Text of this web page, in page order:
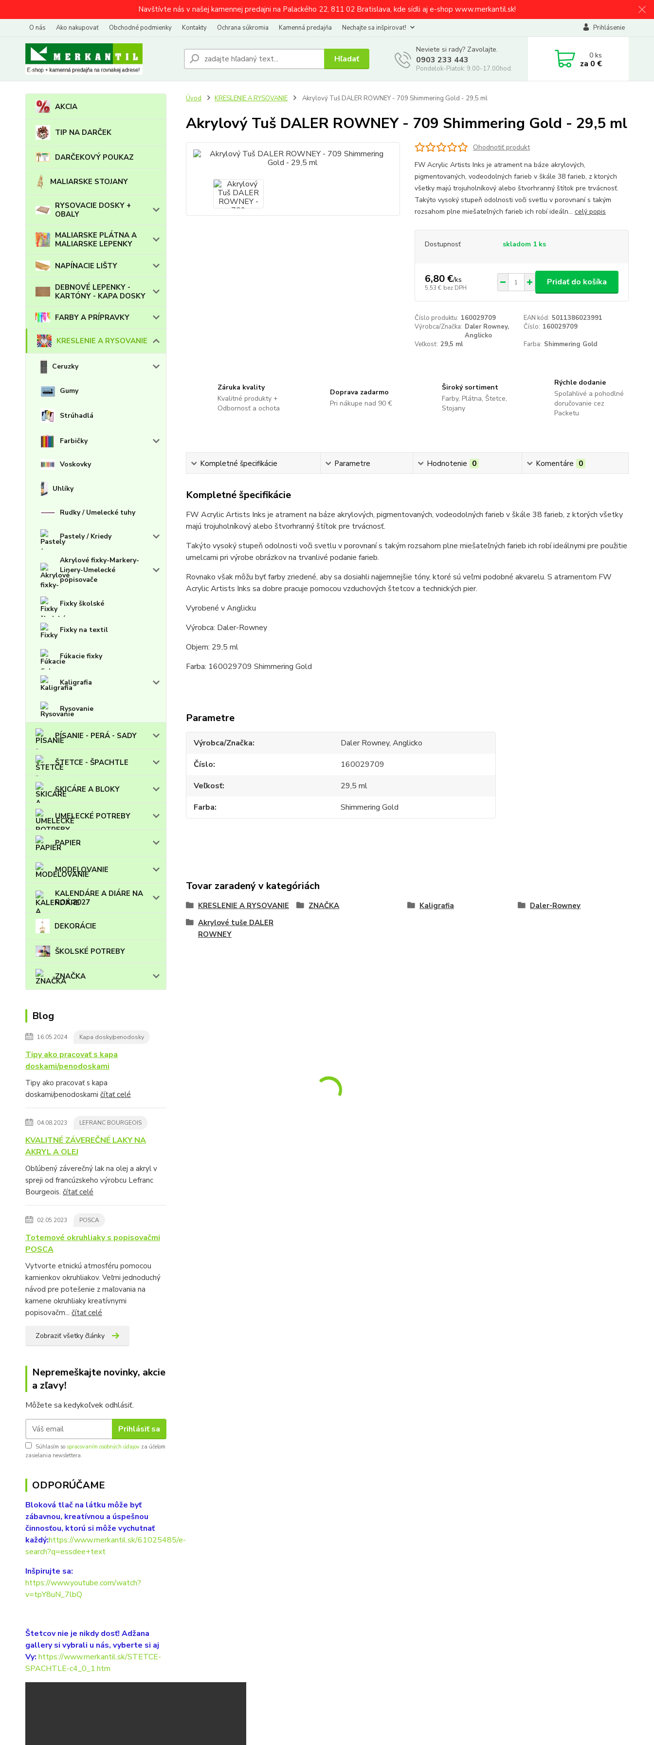
Navštívte nás v našej kamennej predajni na Palackého 22, 811 02 Bratislava, kde sídli aj e-shop www.merkantil.sk!
O nás Ako nakupovať Obchodné podmienky Kontakty Ochrana súkromia Kamenná predajňa Nechajte sa inšpirovať! Prihlásenie
Hľadať
Neviete si rady? Zavolajte.
0903 233 443
Pondelok-Piatok: 9.00-17.00hod.
0ks
za 0 €
AKCIA
TIP NA DARČEK
DARČEKOVÝ POUKAZ
MALIARSKE STOJANY
RYSOVACIE DOSKY +
OBALY
MALIARSKE PLÁTNA A
MALIARSKE LEPENKY
NAPÍNACIE LIŠTY
DEBNOVÉ LEPENKY -
KARTÓNY - KAPA DOSKY
FARBY A PRÍPRAVKY
KRESLENIE A RYSOVANIE
Ceruzky
Gumy
Strúhadlá
Farbičky
Voskovky
Uhlíky
Rudky / Umelecké tuhy
Pastely / Kriedy
Akrylové fixky-Markery-
Linery-Umelecké
popisovače
Fixky školské
Fixky na textil
Fúkacie fixky
Kaligrafia
Rysovanie
PÍSANIE - PERÁ - SADY
ŠTETCE - ŠPACHTLE
SKICÁRE A BLOKY
UMELECKÉ POTREBY
PAPIER
MODELOVANIE
KALENDÁRE A DIÁRE NA
ROK 2027
DEKORÁCIE
ŠKOLSKÉ POTREBY
ZNAČKA
Blog
16.05.2024 Kapa dosky/penodosky
Tipy ako pracovať s kapa
doskami/penodoskami
Tipy ako pracovať s kapa
doskami/penodoskami čítať celé
04.08.2023 LEFRANC BOURGEOIS
KVALITNÉ ZÁVEREČNÉ LAKY NA
AKRYL A OLEJ
Obľúbený záverečný lak na olej a akryl v
spreji od francúzskeho výrobcu Lefranc
Bourgeois. čítať celé
02.05.2023 POSCA
Totemové okruhliaky s popisovačmi
POSCA
Vytvorte etnickú atmosféru pomocou
kamienkov okruhliakov. Veľmi jednoduchý
návod pre potešenie z maľovania na
kamene okruhliaky kreatívnymi
popisovačm... čítať celé
Zobraziť všetky články
Nepremeškajte novinky, akcie
a zľavy!
Môžete sa kedykoľvek odhlásiť.
Prihlásiť sa
Súhlasím so spracovaním osobných údajov za účelom
zasielania newslettera.
ODPORÚČAME
Bloková tlač na látku môže byť
zábavnou, kreatívnou a úspešnou
činnosťou, ktorú si môže vychutnať
každý:https://www.merkantil.sk/61025485/e-
search?q=essdee+text
Inšpirujte sa:
https://www.youtube.com/watch?
v=tpY8uN_7lbQ
Štetcov nie je nikdy dosť! Adžana
gallery si vybrali u nás, vyberte si aj
Vy: https://www.merkantil.sk/STETCE-
SPACHTLE-c4_0_1.htm
Úvod KRESLENIE A RYSOVANIE Akrylový Tuš DALER ROWNEY - 709 Shimmering Gold - 29,5 ml
Akrylový Tuš DALER ROWNEY - 709 Shimmering Gold - 29,5 ml
Ohodnotiť produkt
FW Acrylic Artists Inks je atrament na báze akrylových,
pigmentovaných, vodeodolných farieb v škále 38 farieb, z ktorých
všetky majú trojuholníkový alebo štvorhranný štítok pre trvácnosť.
Takýto vysoký stupeň odolnosti voči svetlu v porovnaní s takým
rozsahom plne miešateľných farieb ich robí ideáln... celý popis
Dostupnosť skladom 1 ks
6,80 €/ks
5,53 € bez DPH
Pridať do košíka
Číslo produktu: 160029709 EAN kód: 5011386023991
Výrobca/Značka: Daler Rowney,
Anglicko
Číslo: 160029709
Veľkosť: 29,5 ml Farba: Shimmering Gold
Záruka kvality
Kvalitné produkty +
Odbornosť a ochota
Doprava zadarmo
Pri nákupe nad 90 €
Široký sortiment
Farby, Plátna, Štetce,
Stojany
Rýchle dodanie
Spoľahlivé a pohodlné
doručovanie cez
Packetu
Kompletné špecifikácie Parametre Hodnotenie 0 Komentáre 0
Kompletné špecifikácie
FW Acrylic Artists Inks je atrament na báze akrylových, pigmentovaných, vodeodolných farieb v škále 38 farieb, z ktorých všetky
majú trojuholníkový alebo štvorhranný štítok pre trvácnosť.
Takýto vysoký stupeň odolnosti voči svetlu v porovnaní s takým rozsahom plne miešateľných farieb ich robí ideálnymi pre použitie
umelcami pri výrobe obrázkov na trvanlivé podanie farieb.
Rovnako však môžu byť farby zriedené, aby sa dosiahli najjemnejšie tóny, ktoré sú veľmi podobné akvarelu. S atramentom FW
Acrylic Artists Inks sa dobre pracuje pomocou vzduchových štetcov a technických pier.
Vyrobené v Anglicku
Výrobca: Daler-Rowney
Objem: 29,5 ml
Farba: 160029709 Shimmering Gold
Parametre
Výrobca/Značka
Daler Rowney, Anglicko
Číslo
160029709
Veľkosť
29,5 ml
Farba
Shimmering Gold
Tovar zaradený v kategóriách
KRESLENIE A RYSOVANIE ZNAČKA Kaligrafia
Daler-Rowney
Akrylové tuše DALER
ROWNEY